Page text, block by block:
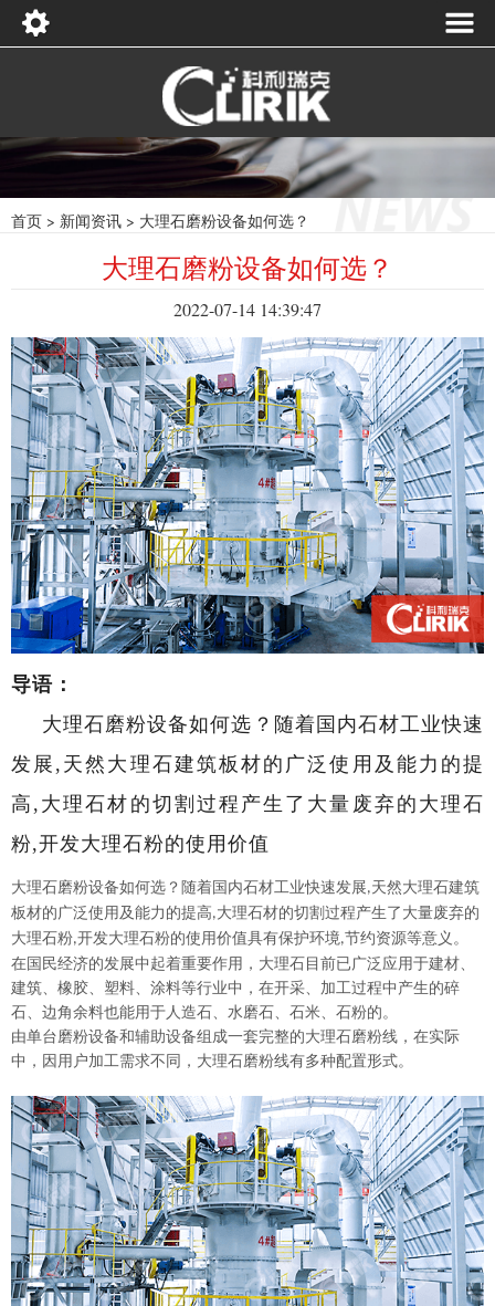
首页 > 新闻资讯 > 大理石磨粉设备如何选？
大理石磨粉设备如何选？
2022-07-14 14:39:47
导语：
大理石磨粉设备如何选？随着国内石材工业快速
发展,天然大理石建筑板材的广泛使用及能力的提
高,大理石材的切割过程产生了大量废弃的大理石
粉,开发大理石粉的使用价值
大理石磨粉设备如何选？随着国内石材工业快速发展,天然大理石建筑
板材的广泛使用及能力的提高,大理石材的切割过程产生了大量废弃的
大理石粉,开发大理石粉的使用价值具有保护环境,节约资源等意义。
在国民经济的发展中起着重要作用，大理石目前已广泛应用于建材、
建筑、橡胶、塑料、涂料等行业中，在开采、加工过程中产生的碎
石、边角余料也能用于人造石、水磨石、石米、石粉的。
由单台磨粉设备和辅助设备组成一套完整的大理石磨粉线，在实际
中，因用户加工需求不同，大理石磨粉线有多种配置形式。